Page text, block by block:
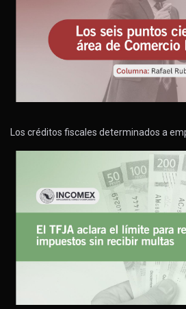
Los créditos fiscales determinados a